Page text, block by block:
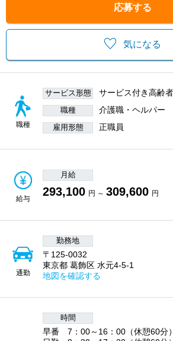
気になる
応募する
職種
サービス形態 サービス付き高齢
職種 介護職・ヘルパー
雇用形態 正職員
給与
月給
293,100 円 ～ 309,600 円
通勤
勤務地
〒125-0032
東京都 葛飾区 水元4-5-1
地図を確認する
時間
早番 7：00～16：00（休憩60分）